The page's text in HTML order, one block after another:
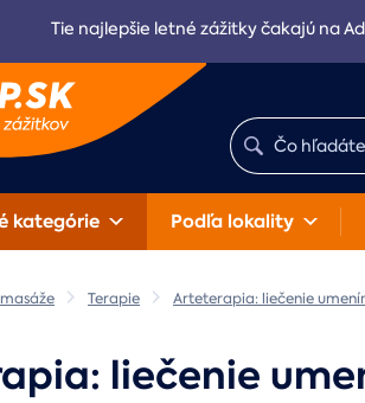
Tie najlepšie letné zážitky čakajú na
kategórie Podľa lokality
Terapie Arteterapia: liečenie
liečenie